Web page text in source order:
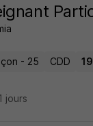
- 25 CDD
jours